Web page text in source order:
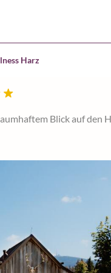
Harz
Blick auf den